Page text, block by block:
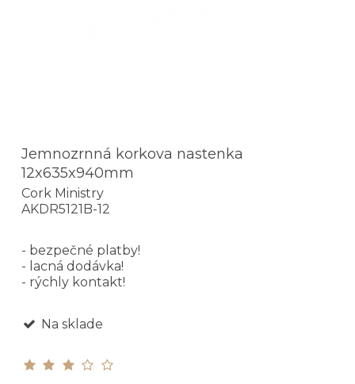
Jemnozrnná korkova nastenka
12x635x940mm
Cork Ministry
AKDR5121B-12
- bezpečné platby!
- lacná dodávka!
- rýchly kontakt!
Na sklade